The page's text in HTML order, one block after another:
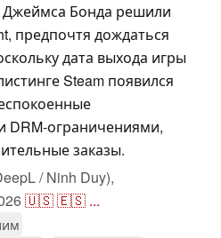
Бонда решили
предпочтя дождаться
дата выхода игры
Steam появился
DRM-ограничениями,
заказы.
/ Ninh Duy),
🇺🇸🇪🇸 ...